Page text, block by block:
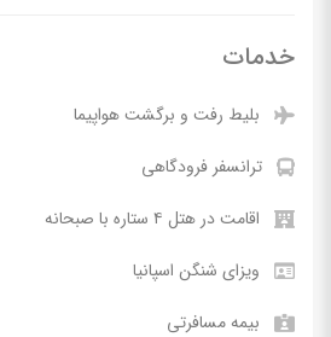
خدمات
بلیط رفت و برگشت هواپیما
ترانسفر فرودگاهی
اقامت در هتل ۴ ستاره با صبحانه
ویزای شنگن اسپانیا
بیمه مسافرتی